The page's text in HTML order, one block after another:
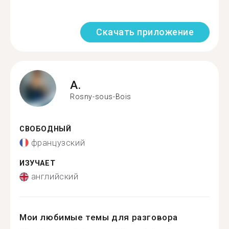
Скачать приложение
A.
Rosny-sous-Bois
СВОБОДНЫЙ
французский
ИЗУЧАЕТ
английский
Мои любимые темы для разговора